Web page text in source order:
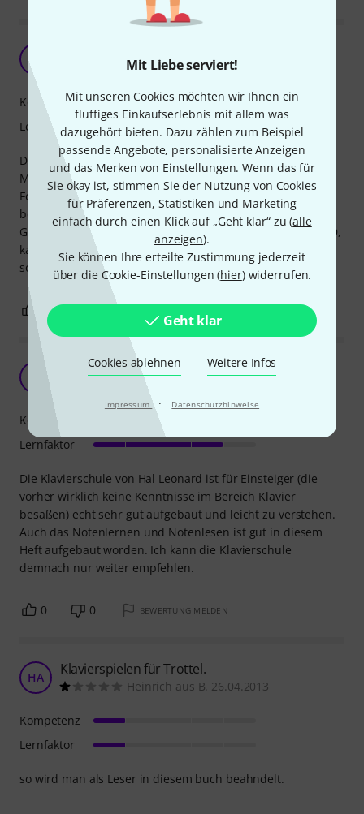
Mit Liebe serviert!
Mit unseren Cookies möchten wir Ihnen ein
fluffiges Einkaufserlebnis mit allem was
dazugehört bieten. Dazu zählen zum Beispiel
passende Angebote, personalisierte Anzeigen
und das Merken von Einstellungen. Wenn das für
Sie okay ist, stimmen Sie der Nutzung von Cookies
für Präferenzen, Statistiken und Marketing
einfach durch einen Klick auf „Geht klar“ zu (alle
anzeigen).
Sie können Ihre erteilte Zustimmung jederzeit
über die Cookie-Einstellungen (hier) widerrufen.
Geht klar
Cookies ablehnen Weitere Infos
Impressum · Datenschutzhinweise
Zitherfan 07.09.2021
Das ist sofort sichtbar eine Klavierschule von Hal Leonard.
Man hat schon nach kurzer Zeit das Gefühl, mit dem Piano
Fortschritte zu erzielen. Durch die kurzen Spielstücke
bekommt man das jeweilige Thema recht einfach in den
Griff. Unterstützt durch die Tracks auf der beiliegenden CD,
kann man sofort etwaige Fehler abstellen. Dabei hat man
soviel Spass, daß man gar nicht merkt wie die Zeit vergeht.
Kompetenz
Lernfaktor
0
übersichtlich und gut strukturiert
Marco2175 24.10.2014
Die Klavierschule von Hal Leonard ist für Einsteiger (die
vorher wirklich keine Kenntnisse im Bereich Klavier
besaßen) echt sehr gut aufgebaut und leicht zu verstehen.
Auch das Notenlernen und Notenlesen ist gut in diesem
Heft aufgebaut worden. Ich kann die Klavierschule
demnach nur weiter empfehlen.
Kompetenz
Lernfaktor
0 0 BEWERTUNG MELDEN
HA Klavierspielen für Trottel.
Heinrich aus B. 26.04.2013
so wird man als Leser in diesem buch beahndelt.
Kompetenz
Lernfaktor